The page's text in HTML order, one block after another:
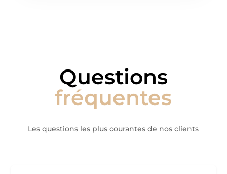
Questions
fréquentes
Les questions les plus courantes de nos clients